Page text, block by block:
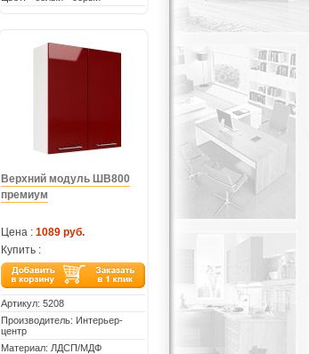
Верхний модуль ШВ800
премиум
Цена : 1089 руб.
Купить :
Артикул: 5208
Производитель: Интерьер-
центр
Материал: ЛДСП/МДФ